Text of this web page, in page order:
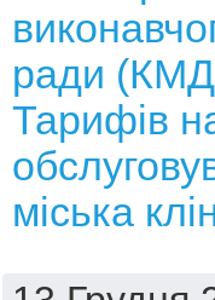
ради
Тарифів
міська